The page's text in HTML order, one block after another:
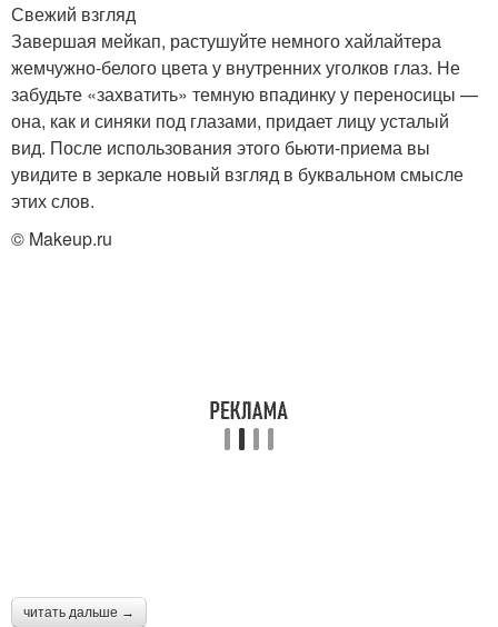
Макияж для карих глаз Макияж с волосами
Дневный макияж ❀вечерний макияж
Свежий взгляд
Завершая мейкап, растушуйте немного хайлайтера
жемчужно-белого цвета у внутренних уголков глаз. Не
забудьте «захватить» темную впадинку у переносицы —
она, как и синяки под глазами, придает лицу усталый
вид. После использования этого бьюти-приема вы
увидите в зеркале новый взгляд в буквальном смысле
этих слов.
© Makeup.ru
читать дальше →